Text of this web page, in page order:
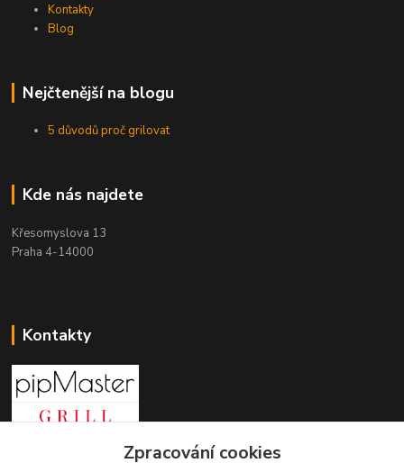
Kontakty
Blog
Nejčtenější na blogu
5 důvodů proč grilovat
Kde nás najdete
Křesomyslova 13
Praha 4-14000
Kontakty
+420 603 197 240Zpracování cookies